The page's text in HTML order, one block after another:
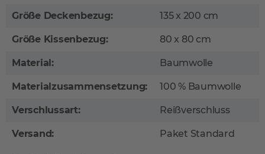
Größe Deckenbezug: 135 x 200 cm
Größe Kissenbezug: 80 x 80 cm
Material: Baumwolle
Materialzusammensetzung: 100 % Baumwolle
Verschlussart: Reißverschluss
Versand: Paket Standard